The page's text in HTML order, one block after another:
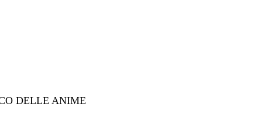
DELLE ANIME